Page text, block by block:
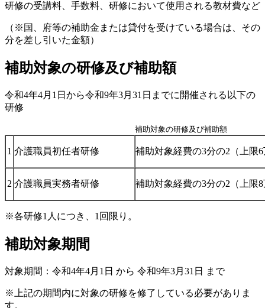
研修の受講料、手数料、研修において使用される教材費など
（※国、府等の補助金または貸付を受けている場合は、その
分を差し引いた金額）
補助対象の研修及び補助額
令和4年4月1日から令和9年3月31日までに開催される以下の
研修
補助対象の研修及び補助額
1 介護職員初任者研修 補助対象経費の3分の2（上限
2 介護職員実務者研修 補助対象経費の3分の2（上限
※各研修1人につき、1回限り。
補助対象期間
対象期間：令和4年4月1日 から 令和9年3月31日 まで
※上記の期間内に対象の研修を修了している必要がありま
す。